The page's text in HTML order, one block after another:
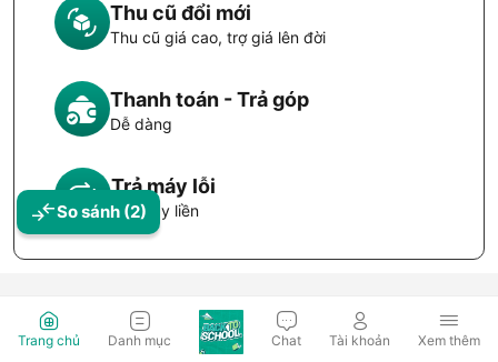
So sánh (2)
Thu cũ đổi mới
Thu cũ giá cao, trợ giá lên đời
Thanh toán - Trả góp
Dễ dàng
Trả máy lỗi
Đổi máy liền
Trang chủ Danh mục Chat Tài khoản Xem thêm